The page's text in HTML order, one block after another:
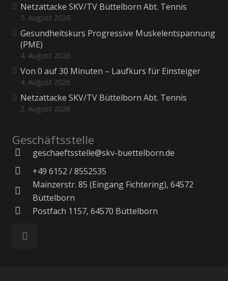
Netzattacke SKV/TV Büttelborn Abt. Tennis
5. August 2026
Gesundheitskurs Progressive Muskelentspannung
(PME)
4. August 2026
Von 0 auf 30 Minuten – Laufkurs für Einsteiger
4. August 2026
Netzattacke SKV/TV Büttelborn Abt. Tennis
2. August 2026
Geschäftsstelle
geschaeftsstelle@skv-buettelborn.de
+49 6152 / 8552535
Mainzerstr. 85 (Eingang Fichtering), 64572
Büttelborn
Postfach 1157, 64570 Büttelborn